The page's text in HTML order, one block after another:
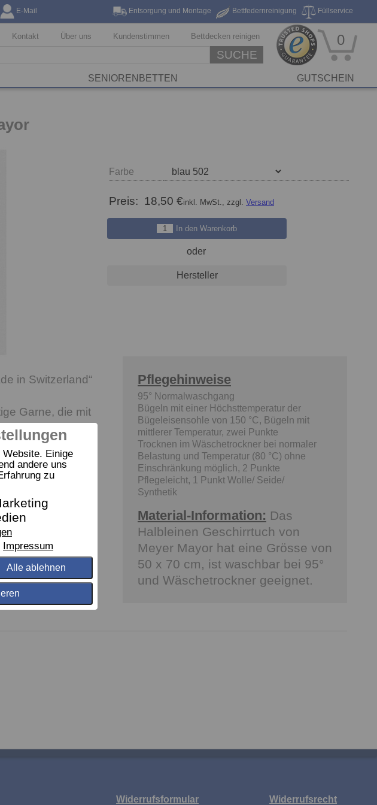
Einige
andere uns
zu
Impressum
Alle ablehnen
E-Mail Füllservice
Bettfedernreinigung
Entsorgung und Montage
Reinigungsservice
Kontakt Über uns Kundenstimmen Bettdecken reinigen
SUCHE
0
SENIORENBETTEN GUTSCHEIN
Farbe
Preis: 18,50 €inkl. MwSt., zzgl. Versand
In den Warenkorb
oder
Hersteller
in Switzerland“
Garne, die mit
eine Grösse von
geeignet.
Pflegehinweise
95° Normalwaschgang
Bügeln mit einer Höchsttemperatur der
Bügeleisensohle von 150 °C, Bügeln mit
mittlerer Temperatur, zwei Punkte
Trocknen im Wäschetrockner bei normaler
Belastung und Temperatur (80 °C) ohne
Einschränkung möglich, 2 Punkte
Pflegeleicht, 1 Punkt Wolle/ Seide/
Synthetik
Material-Information: Das
Halbleinen Geschirrtuch von
Meyer Mayor hat eine Grösse von
50 x 70 cm, ist waschbar bei 95°
und Wäschetrockner geeignet.
Widerrufsformular Widerrufsrecht